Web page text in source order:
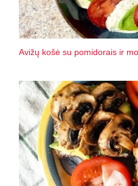
Avižų košė su pomidorais ir